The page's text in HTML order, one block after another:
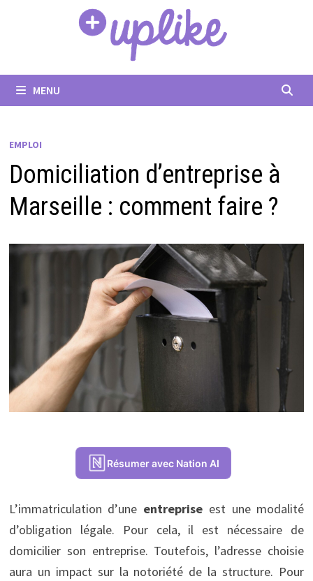
MENU
EMPLOI
Domiciliation d’entreprise à
Marseille : comment faire ?
Résumer avec Nation AI
L’immatriculation d’une entreprise est une modalité
d’obligation légale. Pour cela, il est nécessaire de
domicilier son entreprise. Toutefois, l’adresse choisie
aura un impact sur la notoriété de la structure. Pour